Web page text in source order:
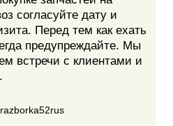
согласуйте дату и
Перед тем как ехать
предупреждайте. Мы
встречи с клиентами и